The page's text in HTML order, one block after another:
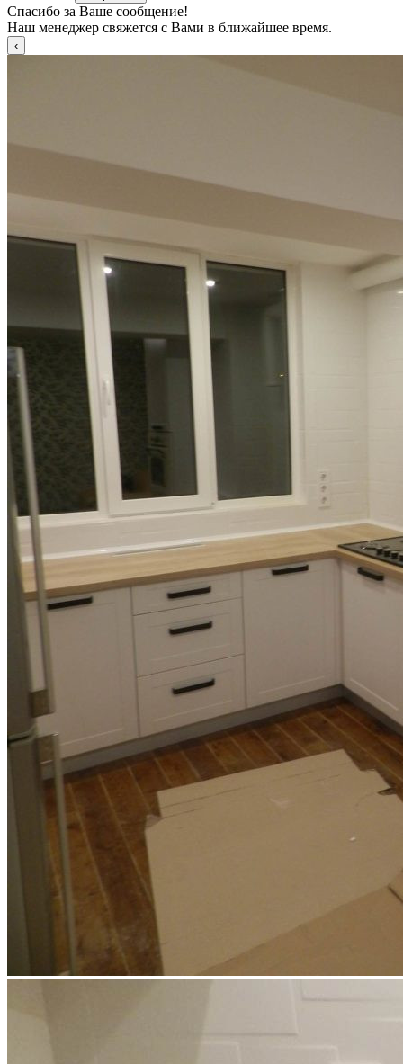
Спасибо за Ваше сообщение!
Наш менеджер свяжется с Вами в ближайшее время.